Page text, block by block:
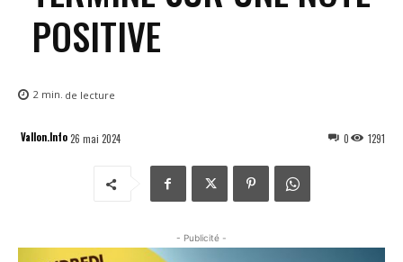
POSITIVE
2 min. de lecture
Vallon.Info26 mai 2024 1291
0
- Publicité -